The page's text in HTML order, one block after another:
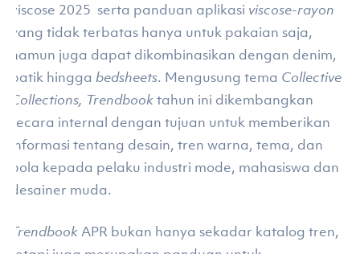
viscose 2025 serta panduan aplikasi viscose-rayon
yang tidak terbatas hanya untuk pakaian saja,
namun juga dapat dikombinasikan dengan denim,
batik hinggabedsheets. Mengusung tema Collective
Collections, Trendbooktahun ini dikembangkan
secara internal dengan tujuan untuk memberikan
informasi tentang desain, tren warna, tema, dan
pola kepada pelaku industri mode, mahasiswa dan
desainer muda.
TrendbookAPR bukan hanya sekadar katalog tren,